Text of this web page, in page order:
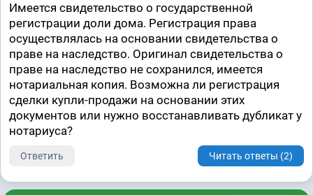
Имеется свидетельство о государственной
регистрации доли дома. Регистрация права
осуществлялась на основании свидетельства о
праве на наследство. Оригинал свидетельства о
праве на наследство не сохранился, имеется
нотариальная копия. Возможна ли регистрация
сделки купли-продажи на основании этих
документов или нужно восстанавливать дубликат у
нотариуса?
Ответить Читать ответы (2)